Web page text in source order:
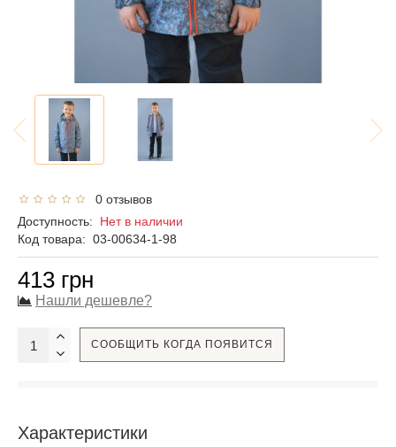
0 отзывов
Доступность: Нет в наличии
Код товара: 03-00634-1-98
413 грн
Нашли дешевле?
СООБЩИТЬ КОГДА ПОЯВИТСЯ
Характеристики